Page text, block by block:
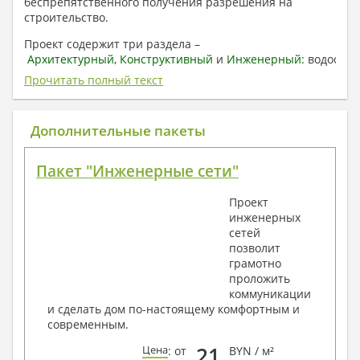
строительство.
Проект содержит три раздела –
Архитектурный, Конструктивный и Инженерный:
отопление, вентиляция, канализация,
электроснабжение (приобретается за дополнительную
плату) + Пояснительная записка.
1. Архитектурный раздел:
План координационных осей
Поэтажные маркировочные планы с
Разрезы и состав конструкций
Фасады с ведомостью внешних отделок
Элементы проемов – спецификация
Ведомость перемычек – сечения и
спецификация
Экспликация полов
Архитектурные узлы в конструкциях
Прочитать полный текст
Дополнительные пакеты
Пакет "Инженерные сети"
Проект
инженерных
сетей
позволит
грамотно
проложить
коммуникации
и сделать дом по-настоящему комфортным и
современным.
Цена: от BYN / м²